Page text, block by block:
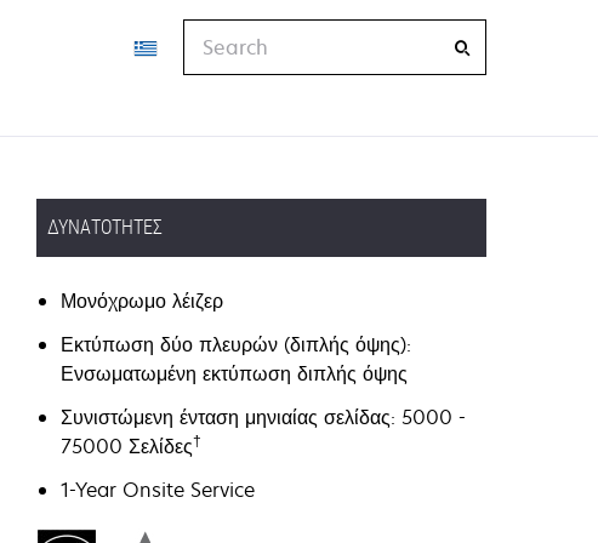
ΔΥΝΑΤΌΤΗΤΕΣ
Μονόχρωμο λέιζερ
Εκτύπωση δύο πλευρών (διπλής όψης):
Ενσωματωμένη εκτύπωση διπλής όψης
Συνιστώμενη ένταση μηνιαίας σελίδας: 5000 -
75000 Σελίδες†
1-Year Onsite Service